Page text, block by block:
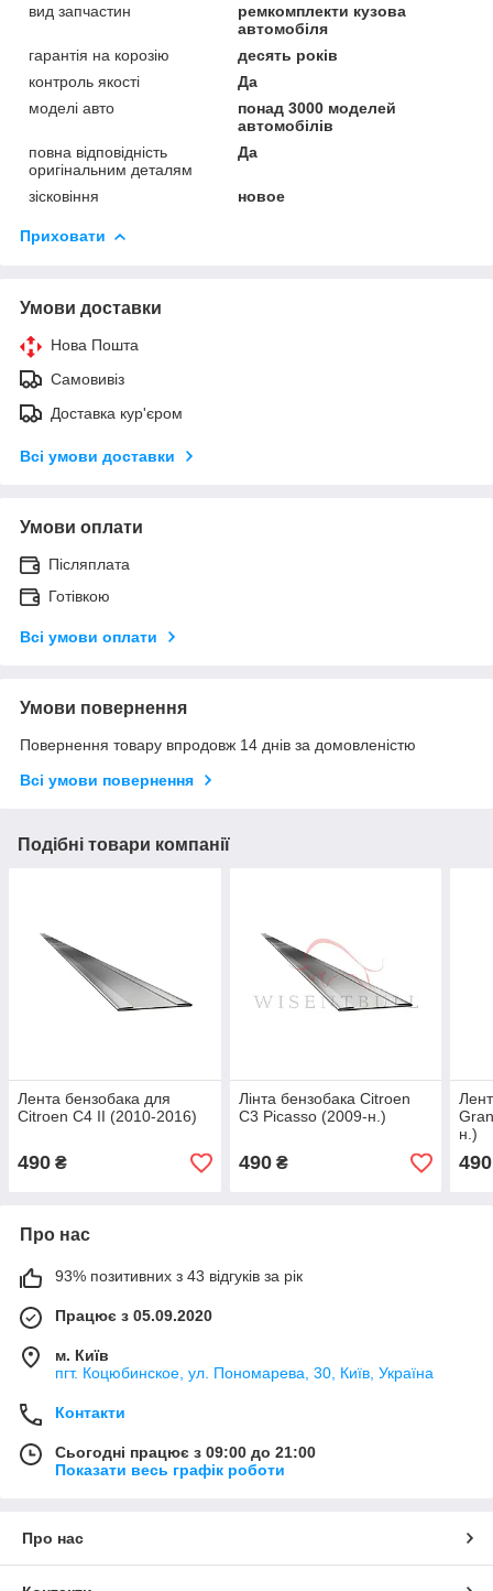
вид запчастин
ремкомплекти кузова
автомобіля
гарантія на корозію
десять років
контроль якості
Да
моделі авто
понад 3000 моделей
автомобілів
повна відповідність
оригінальним деталям
Да
зісковіння новое
Приховати
Умови доставки
Нова Пошта
Самовивіз
Доставка кур'єром
Всі умови доставки
Умови оплати
Післяплата
Готівкою
Всі умови оплати
Умови повернення
Повернення товару впродовж 14 днів за домовленістю
Всі умови повернення
Подібні товари компанії
Лента бензобака для
Citroen C4 II (2010-2016)
490 ₴
Лінта бензобака Citroen
C3 Picasso (2009-н.)
490₴
н.)
490
Про нас
93% позитивних з 43 відгуків за рік
Працює з 05.09.2020
м. Київ
пгт. Коцюбинское, ул. Пономарева, 30, Київ, Україна
Контакти
Сьогодні працює з 09:00 до 21:00
Показати весь графік роботи
Про нас